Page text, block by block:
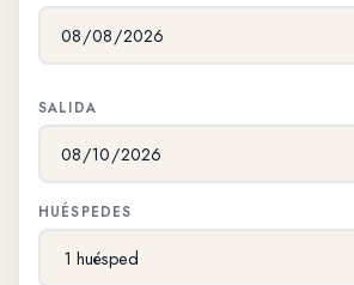
SALIDA
HUÉSPEDES